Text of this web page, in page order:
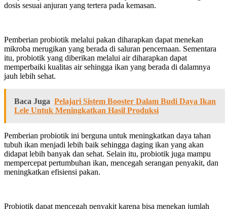
dosis sesuai anjuran yang tertera pada kemasan.
Pemberian probiotik melalui pakan diharapkan dapat menekan
mikroba merugikan yang berada di saluran pencernaan. Sementara
itu, probiotik yang diberikan melalui air diharapkan dapat
memperbaiki kualitas air sehingga ikan yang berada di dalamnya
jauh lebih sehat.
Baca Juga Pelajari Sistem Booster Dalam Budi Daya Ikan
Lele Untuk Meningkatkan Hasil Produksi
Pemberian probiotik ini berguna untuk meningkatkan daya tahan
tubuh ikan menjadi lebih baik sehingga daging ikan yang akan
didapat lebih banyak dan sehat. Selain itu, probiotik juga mampu
mempercepat pertumbuhan ikan, mencegah serangan penyakit, dan
meningkatkan efisiensi pakan.
Probiotik dapat mencegah penyakit karena bisa menekan jumlah